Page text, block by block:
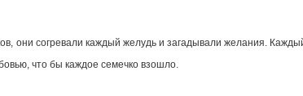
они согревали каждый желудь и загадывали желания.
что бы каждое семечко взошло.